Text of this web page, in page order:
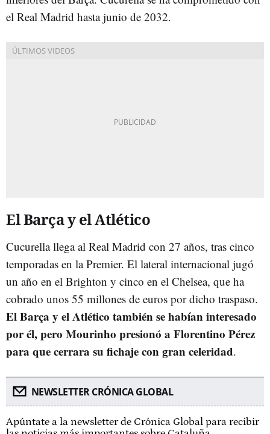
el Real Madrid hasta junio de 2032.
El Barça y el Atlético
Cucurella llega al Real Madrid con 27 años, tras cinco
temporadas en la Premier. El lateral internacional jugó
un año en el Brighton y cinco en el Chelsea, que ha
cobrado unos 55 millones de euros por dicho traspaso.
El Barça y el Atlético también se habían interesado
por él, pero Mourinho presionó a Florentino Pérez
para que cerrara su fichaje con gran celeridad.
NEWSLETTER CRÓNICA GLOBAL
Apúntate a la newsletter de Crónica Global para recibir